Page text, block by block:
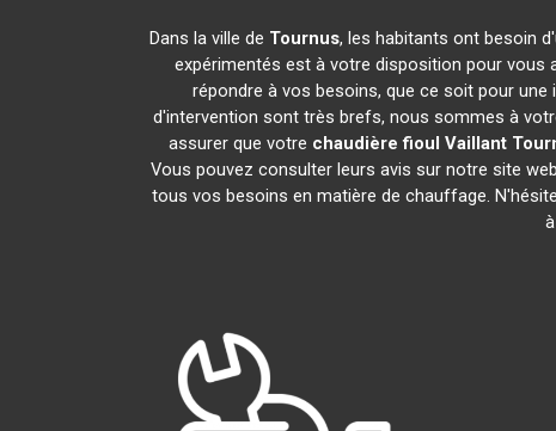
Dans la ville de Tournus, les habitants ont besoin
expérimentés est à votre disposition pour vous
répondre à vos besoins, que ce soit pour une
d'intervention sont très brefs, nous sommes à
assurer que votre chaudière fioul Vaillant
Vous pouvez consulter leurs avis sur notre site
tous vos besoins en matière de chauffage.